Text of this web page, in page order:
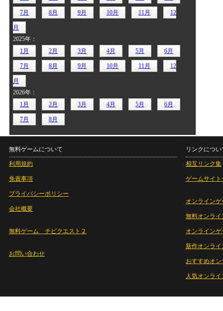
7月 8月 9月 10月 11月 12
月
2025年：
1月
2月 3月 4月 5月 6月
7月 8月 9月 10月 11月 12
月
2026年：
1月
2月 3月 4月 5月 6月
7月 8月
無料ゲームについて
利用規約
免責事項
プライバシーポリシー
会社概要
無料ゲーム チビクエスト２
お問い合わせ
リンクについ
相互リンク集
ゲームサイト
オンラインゲ
無料オンライ
オンライン
新作オンライ
おすすめオ
人気オンラ